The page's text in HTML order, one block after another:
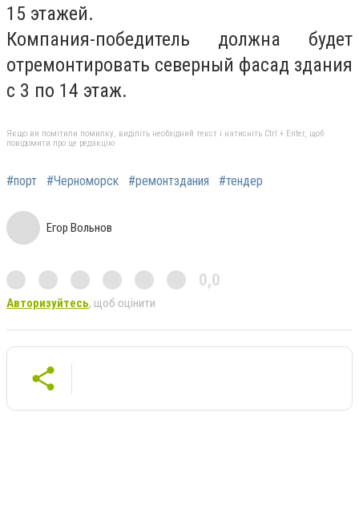
15 этажей.
Компания-победитель должна будет
отремонтировать северный фасад здания
с 3 по 14 этаж.
Якщо ви помітили помилку, виділіть необхідний текст і натисніть Ctrl + Enter, щоб
повідомити про це редакцію
#порт #Черноморск #ремонтздания #тендер
Егор Вольнов
0,0
Авторизуйтесь, щоб оцінити